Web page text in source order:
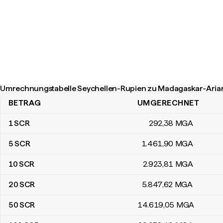
Umrechnungstabelle Seychellen-Rupien zu Madagaskar-
Umrechnungstabelle Seychellen-Rupien zu Madagaskar-Ariary
BETRAG UMGERECHNET
1SCR 292,38 MGA
5SCR 1.461,90 MGA
10SCR 2.923,81 MGA
20SCR 5.847,62 MGA
50SCR 14.619,05 MGA